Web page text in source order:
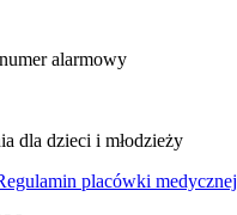
alarmowy
dla dzieci i młodzieży
placówki medycznej